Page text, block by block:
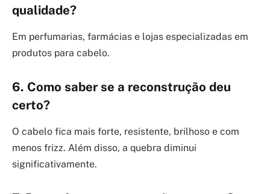
qualidade?
Em perfumarias, farmácias e lojas especializadas em
produtos para cabelo.
6. Como saber se a reconstrução deu
certo?
O cabelo fica mais forte, resistente, brilhoso e com
menos frizz. Além disso, a quebra diminui
significativamente.